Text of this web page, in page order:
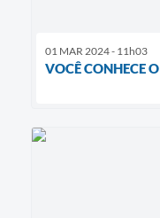
01 MAR 2024 - 11h03
VOCÊ CONHECE